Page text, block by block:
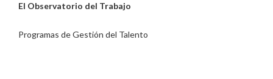
El Observatorio del Trabajo
Programas de Gestión del Talento